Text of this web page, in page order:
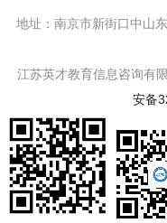
地址：南京市新街口中山
江苏英才教育信息咨询有
安备